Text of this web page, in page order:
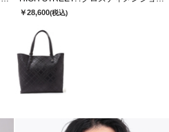
￥28,600(税込)